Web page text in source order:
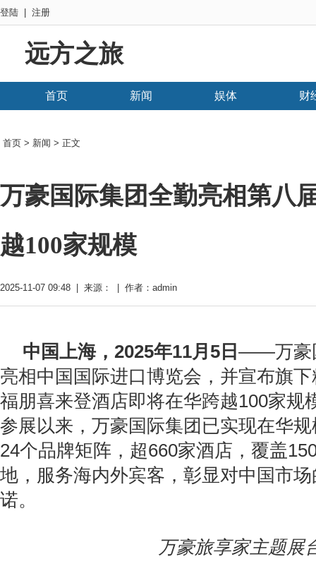
登陆 注册
远方之旅
首页 新闻 娱体 财
首页 > 新闻 > 正文
万豪国际集团全勤亮相第八
越100家规模
2025-11-07 09:48 | 来源： | 作者：admin
中国上海， 2025年11月 5 日 ——万豪
亮相中国国际进口博览会，并宣布旗
福朋喜来登酒店即将在华跨越100家规
参展以来，万豪国际集团已实现在华
24个品牌矩阵，超660家酒店，覆盖
地，服务海内外宾客，彰显对中国市
诺。
万豪旅享家主题展